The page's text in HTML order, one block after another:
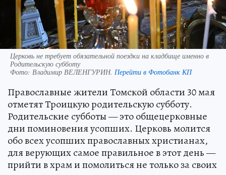
Церковь не требует обязательной поездки на кладбище именно в
Родительскую субботу
Фото: Владимир ВЕЛЕНГУРИН. Перейти в Фотобанк КП
Православные жители Томской области 30 мая
отметят Троицкую родительскую субботу.
Родительские субботы — это общецерковные
дни поминовения усопших. Церковь молится
обо всех усопших православных христианах,
для верующих самое правильное в этот день —
прийти в храм и помолиться не только за своих